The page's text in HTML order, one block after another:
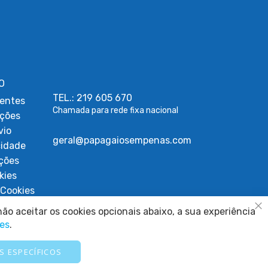
TEL.: 219 605 670
Chamada para rede fixa nacional
geral@papagaiosempenas.com
aceitar os cookies opcionais abaixo, a sua experiência
.
ESPECÍFICOS